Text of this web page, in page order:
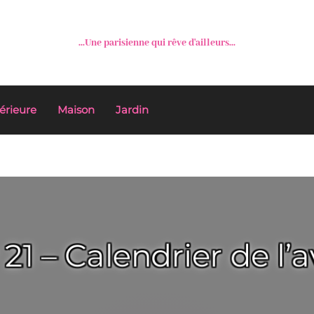
...Une parisienne qui rêve d'ailleurs...
Maison Jardin
– Calendrier de